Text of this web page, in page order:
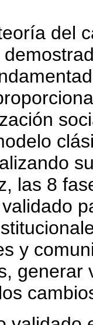
del
las 8
y
generar